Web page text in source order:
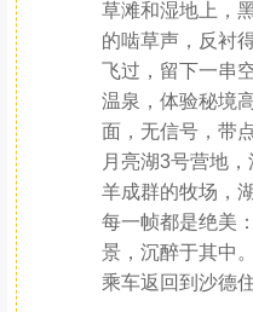
因节假日交通路
鱼子西无法游玩
务必知悉（该行
假日情况，都能